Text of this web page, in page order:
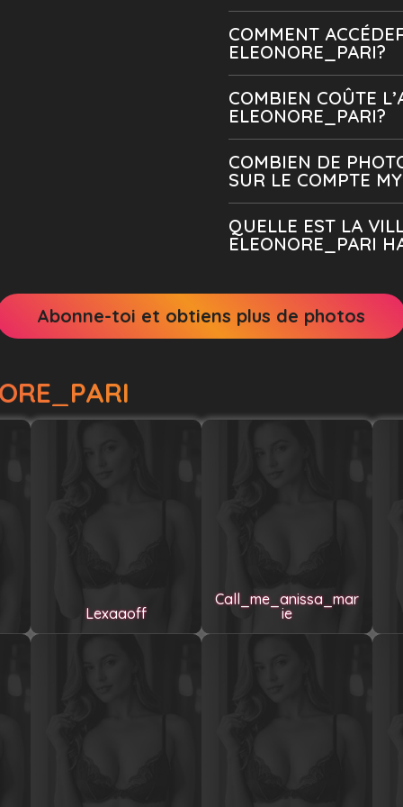
COMMENT
ELEONORE_PARI?
COMBIEN COÛTE
ELEONORE_PARI?
COMBIEN DE
SUR LE COMPTE
QUELLE EST LA
ELEONORE_PARI
Abonne-toi et obtiens plus de photos
Lexaaoff
Call_me_anissa_mar
ie